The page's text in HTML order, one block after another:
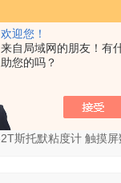
欢迎您！
来自局域网的朋友！有
助您的吗？